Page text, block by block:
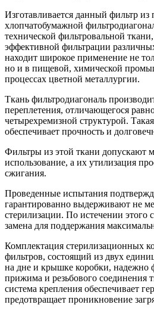
Изготавливается данный фильтр из
хлопчатобумажной
технической фильтровальной
эффективной фильтрации
находит широкое применение не
но и в пищевой, химической
процессах цветной металлургии.
Ткань фильтродиагональ
переплетения, отличающегося
четырехремизной структурой.
обеспечивает прочность и
Фильтры из этой ткани допускают
использование, а их утилизация
сжигания.
Проведенные испытания
гарантированно выдерживают не
стерилизации. По истечении этого
замена для поддержания
Комплектация стерилизационных
фильтров, состоящий из двух
на дне и крышке коробки, надежно
прижима и резьбового соединения
система крепления обеспечивает
предотвращает проникновение